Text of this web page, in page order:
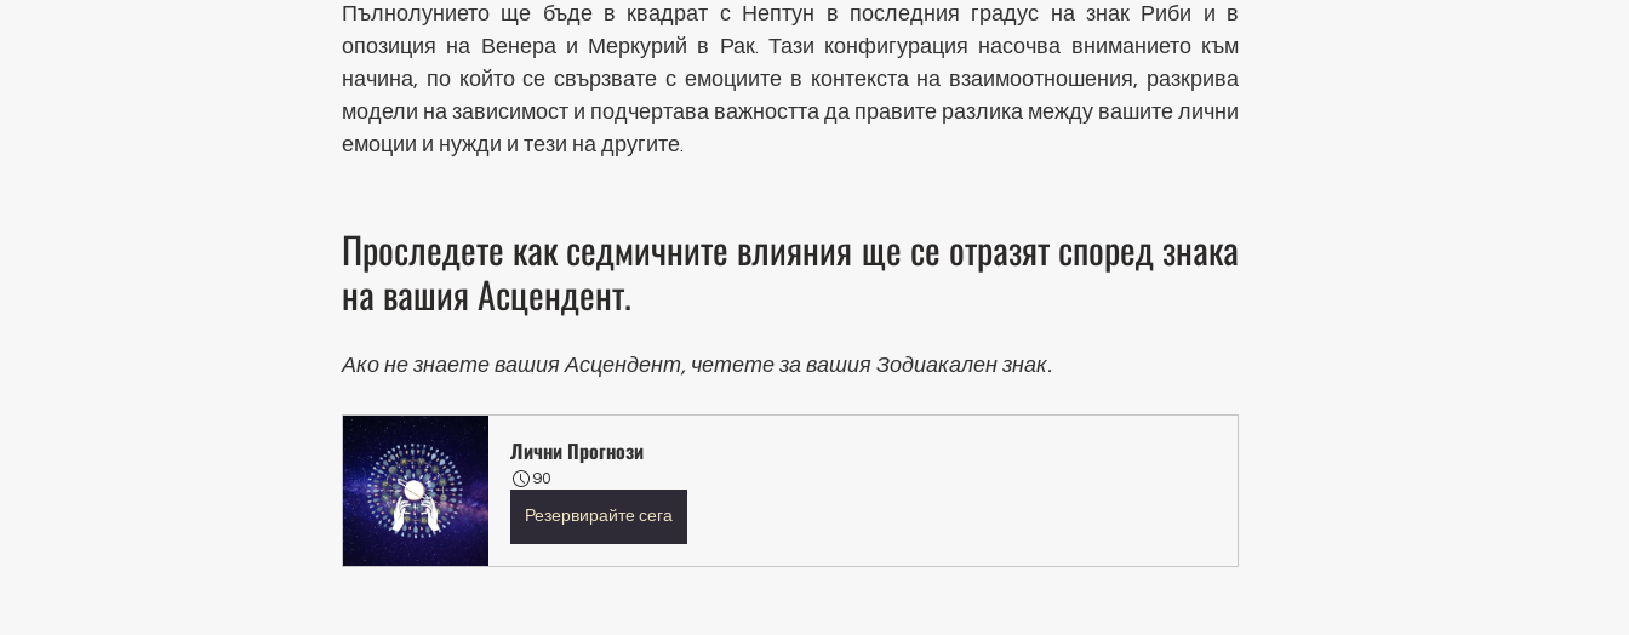
Пълнолунието ще бъде в квадрат с Нептун в последния градус на знак Риби и в
опозиция на Венера и Меркурий в Рак. Тази конфигурация насочва вниманието към
начина, по който се свързвате с емоциите в контекста на взаимоотношения, разкрива
модели на зависимост и подчертава важността да правите разлика между вашите лични
емоции и нужди и тези на другите.
Проследете как седмичните влияния ще се отразят според знака
на вашия Асцендент.
Ако не знаете вашия Асцендент, четете за вашия Зодиакален знак.
Лични Прогнози
90
Резервирайте сега